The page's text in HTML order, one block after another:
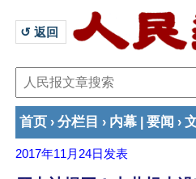
↺ 返回
首页 › 分栏目 › 内幕 要闻 ›
2017年11月24日 发表